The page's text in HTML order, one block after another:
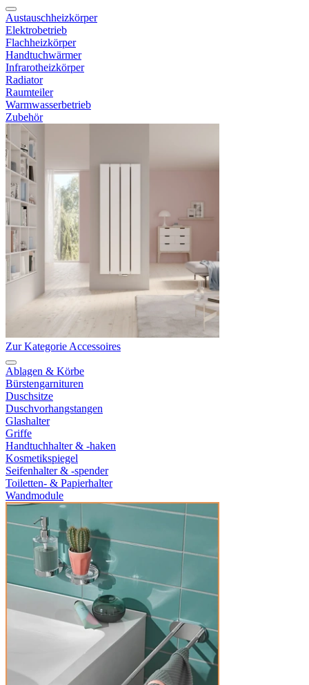
Austauschheizkörper
Elektrobetrieb
Flachheizkörper
Handtuchwärmer
Infrarotheizkörper
Radiator
Raumteiler
Warmwasserbetrieb
Zubehör
Zur Kategorie Accessoires
Ablagen & Körbe
Bürstengarnituren
Duschsitze
Duschvorhangstangen
Glashalter
Griffe
Handtuchhalter & -haken
Kosmetikspiegel
Seifenhalter & -spender
Toiletten- & Papierhalter
Wandmodule